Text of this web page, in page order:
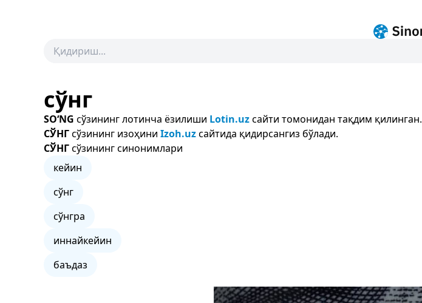
сўнг
SO‘NG сўзининг лотинча ёзилиши Lotin.uzсайти томонидан тақдим қилинган.
СЎНГсўзининг изоҳини Izoh.uzсайтида қидирсангиз бўлади.
СЎНГсўзининг синонимлари
кейин
сўнг
сўнгра
иннайкейин
баъдаз